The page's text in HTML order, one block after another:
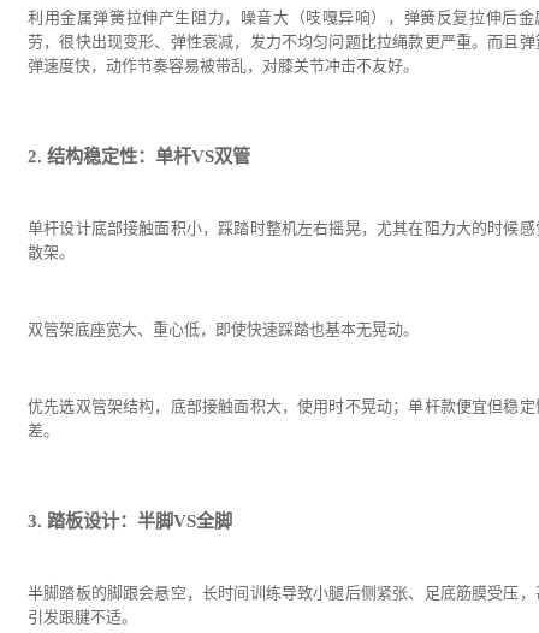
利用金属弹簧拉伸产生阻力，噪音大（吱嘎异响），弹簧反复拉伸后金
劳，很快出现变形、弹性衰减，发力不均匀问题比拉绳款更严重。而且弹
弹速度快，动作节奏容易被带乱，对膝关节冲击不友好。
2. 结构稳定性：单杆VS双管
单杆设计底部接触面积小，踩踏时整机左右摇晃，尤其在阻力大的时候感
散架。
双管架底座宽大、重心低，即使快速踩踏也基本无晃动。
优先选双管架结构，底部接触面积大，使用时不晃动；单杆款便宜但稳定
差。
3. 踏板设计：半脚VS全脚
半脚踏板的脚跟会悬空，长时间训练导致小腿后侧紧张、足底筋膜受压，
引发跟腱不适。